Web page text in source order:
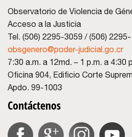
Observatorio de Violencia de
Acceso a la Justicia
Tel. (506) 2295-3059 / (506)
obsgenero@poder-judicial.go.cr
7:30 a.m. a 12md. – 1 p.m. a 4:30
Oficina 904, Edificio Corte
Apdo. 99-1003
Contáctenos